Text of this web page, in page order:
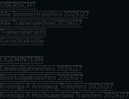
ÜBERSICHT
Alle Sommertransfers 2026|27
Alle Trainerwechsel 2026|27
Trainerübersicht
Gerüchteküche
LIGENINTERN
Landesligatransfers 2026|27
Bezirksligatransfers 2026|27
Kreisliga A Arnsberg Transfers 2026|27
Kreisliga A Hochsauerland Transfers 2026|27